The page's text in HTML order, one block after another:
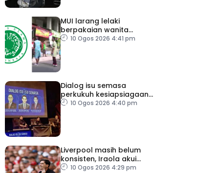
MUI larang lelaki
berpakaian wanita
sempena Hari
10 Ogos 2026 4:41 pm
Dialog isu semasa
perkukuh kesiapsiagaan,
penyelarasan warga RTM
10 Ogos 2026 4:40 pm
Liverpool masih belum
konsisten, Iraola akui
masih banyak perlu
10 Ogos 2026 4:29 pm